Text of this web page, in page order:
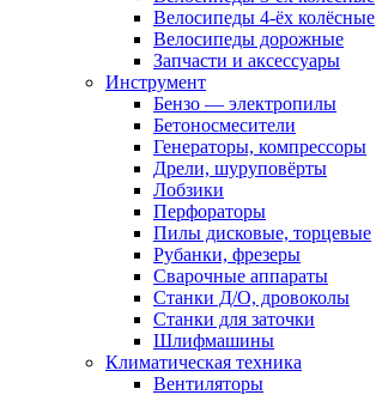
Велосипеды 4-ёх колёсные
Велосипеды дорожные
Запчасти и аксессуары
Инструмент
Бензо — электропилы
Бетоносмесители
Генераторы, компрессоры
Дрели, шуруповёрты
Лобзики
Перфораторы
Пилы дисковые, торцевые
Рубанки, фрезеры
Сварочные аппараты
Станки Д/О, дровоколы
Станки для заточки
Шлифмашины
Климатическая техника
Вентиляторы